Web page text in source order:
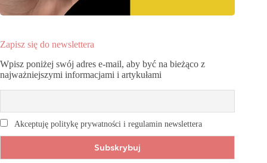
Zapisz się do newslettera
Wpisz poniżej swój adres e-mail, aby być na bieżąco z
najważniejszymi informacjami i artykułami
Akceptuję politykę prywatności i regulamin newslettera